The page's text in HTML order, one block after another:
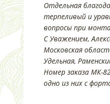
Отдельная
терпеливый и
вопросы при
С Уважением,
Московская
Удельная,
Номер заказа МК-
одно из них с